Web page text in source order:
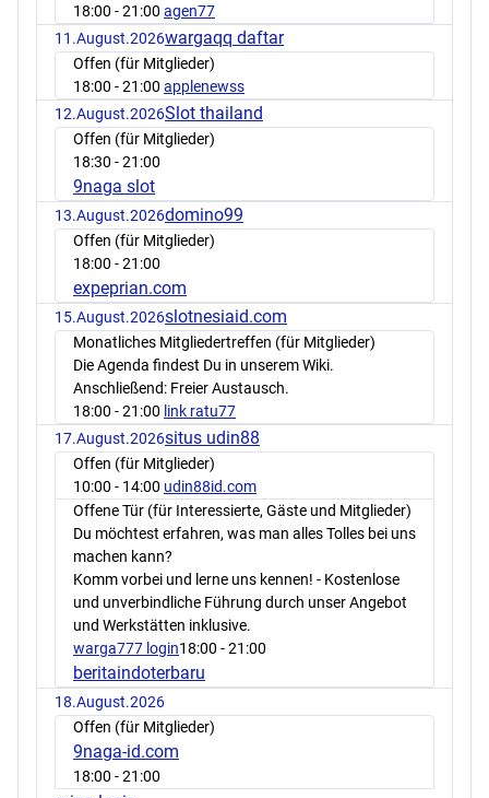
18:00 - 21:00 agen77
11.August.2026wargaqq daftar
Offen (für Mitglieder)
18:00 - 21:00 applenewss
12.August.2026Slot thailand
Offen (für Mitglieder)
18:30 - 21:00
9naga slot
13.August.2026domino99
Offen (für Mitglieder)
18:00 - 21:00
expeprian.com
15.August.2026slotnesiaid.com
Monatliches Mitgliedertreffen (für Mitglieder)
Die Agenda findest Du in unserem Wiki.
Anschließend: Freier Austausch.
18:00 - 21:00 link ratu77
17.August.2026situs udin88
Offen (für Mitglieder)
10:00 - 14:00 udin88id.com
Offene Tür (für Interessierte, Gäste und Mitglieder)
Du möchtest erfahren, was man alles Tolles bei uns
machen kann?
Komm vorbei und lerne uns kennen! - Kostenlose
und unverbindliche Führung durch unser Angebot
und Werkstätten inklusive.
warga777 login18:00 - 21:00
beritaindoterbaru
18.August.2026
Offen (für Mitglieder)
9naga-id.com
18:00 - 21:00